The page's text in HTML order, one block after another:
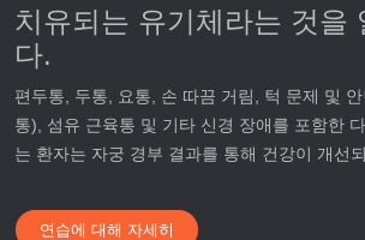
치유되는 유기체라는 것을
다.
편두통, 두통, 요통, 손 따끔 거림, 턱 문제 및
통), 섬유 근육통 및 기타 신경 장애를 포함한
는 환자는 자궁 경부 결과를 통해 건강이 개선
연습에 대해 자세히